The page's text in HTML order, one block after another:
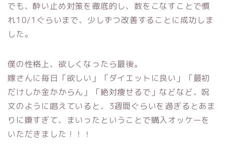
でも、酔い止め対策を徹底的し、数をこなすことで慣
れ10/1ぐらいまで、少しずつ改善することに成功しま
した。
僕の性格上、欲しくなったら最後。
嫁さんに毎日「欲しい」「ダイエットに良い」「最初
だけしか金かからん」「絶対痩せるで」などなど、呪
文のように唱えていると、3週間ぐらいを過ぎるとあま
りに嫌すぎて、まいったということで購入オッケーを
いただきました！！！